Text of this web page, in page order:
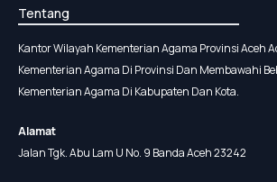
Tentang
Kantor Wilayah Kementerian Agama Provinsi Aceh
Kementerian Agama Di Provinsi Dan Membawahi
Kementerian Agama Di Kabupaten Dan Kota.
Alamat
Jalan Tgk. Abu Lam U No. 9 Banda Aceh 23242